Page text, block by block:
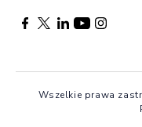
Facebook otwierany w
Profil X otwierany w
Profil LinkedIn
ProfilProfil
Wszelkie prawa